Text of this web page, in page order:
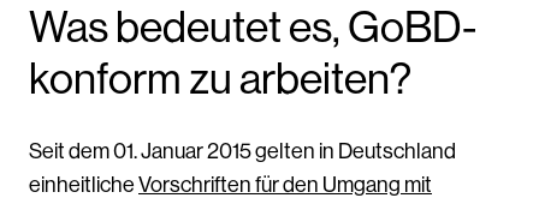
Was bedeutet es, GoBD-
konform zu arbeiten?
Seit dem 01. Januar 2015 gelten in Deutschland
einheitliche Vorschriften für den Umgang mit